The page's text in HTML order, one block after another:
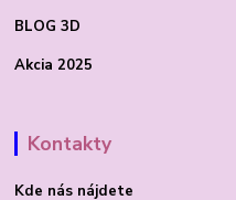
BLOG 3D
Akcia 2025
Kontakty
Kde nás nájdete